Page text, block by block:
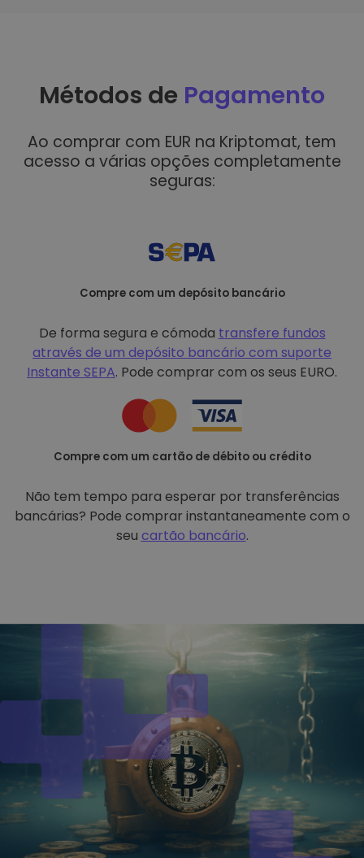
Métodos de Pagamento
Ao comprar com EUR na Kriptomat, tem
acesso a várias opções completamente
seguras:
Compre com um depósito bancário
De forma segura e cómoda transfere fundos
através de um depósito bancário com suporte
Instante SEPA. Pode comprar com os seus EURO.
Compre com um cartão de débito ou crédito
Não tem tempo para esperar por transferências
bancárias? Pode comprar instantaneamente com o
seu cartão bancário.